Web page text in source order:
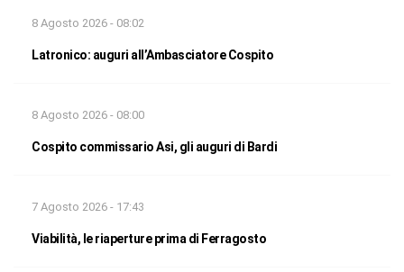
8 Agosto 2026 - 08:02
Latronico: auguri all’Ambasciatore Cospito
8 Agosto 2026 - 08:00
Cospito commissario Asi, gli auguri di Bardi
7 Agosto 2026 - 17:43
Viabilità, le riaperture prima di Ferragosto